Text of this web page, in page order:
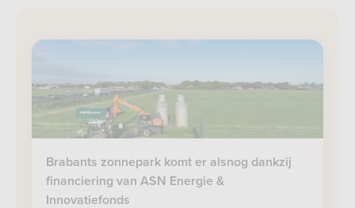
Brabants zonnepark komt er alsnog dankzij
financiering van ASN Energie &
Innovatiefonds